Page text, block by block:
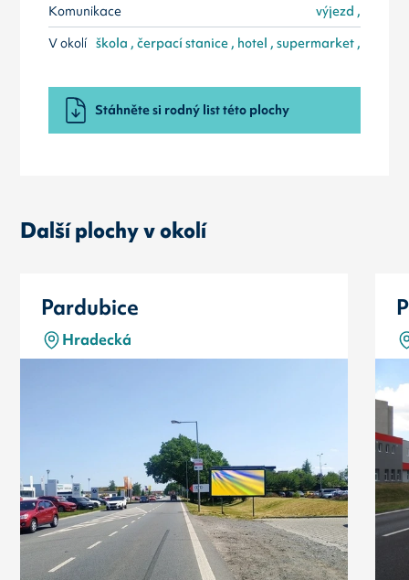
Komunikace
výjezd ,
V okolí škola , čerpací stanice , hotel , supermarket ,
Stáhněte si rodný list této plochy
Další plochy v okolí
Pardubice
Hradecká